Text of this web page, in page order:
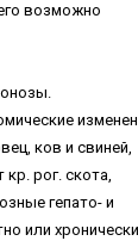
возможно
ков и свиней,
кр. рог. скота,
гепато- и
или